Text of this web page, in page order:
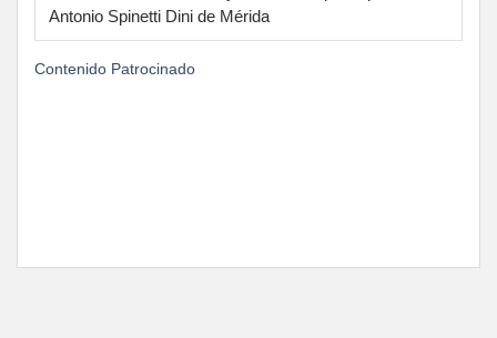
Antonio Spinetti Dini de Mérida
Contenido Patrocinado